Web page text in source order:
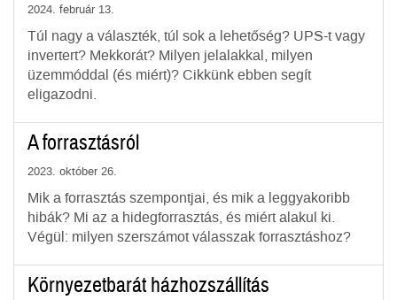
2024. február 13.
Túl nagy a választék, túl sok a lehetőség? UPS-t vagy
invertert? Mekkorát? Milyen jelalakkal, milyen
üzemmóddal (és miért)? Cikkünk ebben segít
eligazodni.
A forrasztásról
2023. október 26.
Mik a forrasztás szempontjai, és mik a leggyakoribb
hibák? Mi az a hidegforrasztás, és miért alakul ki.
Végül: milyen szerszámot válasszak forrasztáshoz?
Környezetbarát házhozszállítás